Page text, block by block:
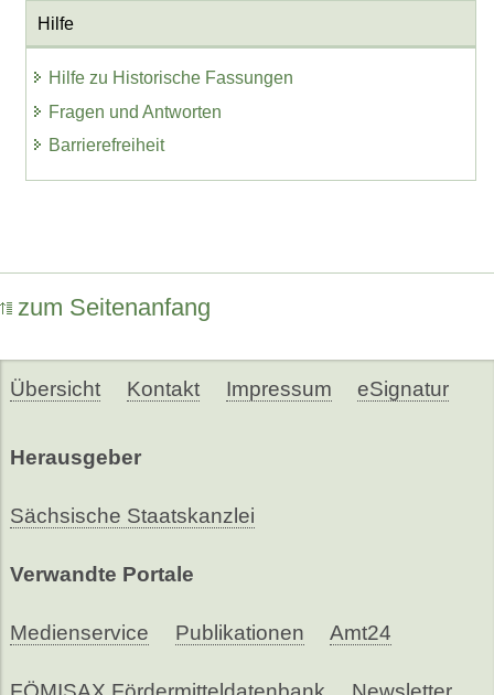
Hilfe
Hilfe zu Historische Fassungen
Fragen und Antworten
Barrierefreiheit
zum Seitenanfang
Übersicht Kontakt Impressum eSignatur
Herausgeber
Sächsische Staatskanzlei
Verwandte Portale
Medienservice Publikationen Amt24